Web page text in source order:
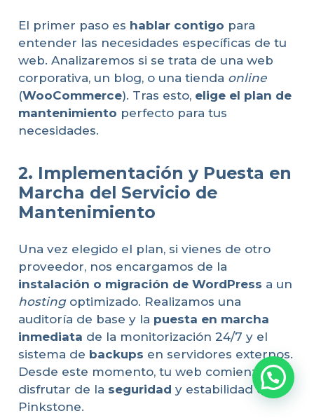
El primer paso es hablar contigo para
entender las necesidades específicas de tu
web. Analizaremos si se trata de una web
corporativa, un blog, o una tienda online
(WooCommerce). Tras esto, elige el plan de
mantenimiento perfecto para tus
necesidades.
2. Implementación y Puesta en
Marcha del Servicio de
Mantenimiento
Una vez elegido el plan, si vienes de otro
proveedor, nos encargamos de la
instalación o migración de WordPress a un
hostingoptimizado. Realizamos una
auditoría de base y la puesta en marcha
inmediata de la monitorización 24/7 y el
sistema de backups en servidores externos.
Desde este momento, tu web comienza a
disfrutar de la seguridad y estabilidad de
Pinkstone.